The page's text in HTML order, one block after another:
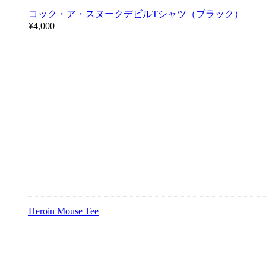
コック・ア・スヌークデビルTシャツ（ブラック）
¥4,000
Heroin Mouse Tee